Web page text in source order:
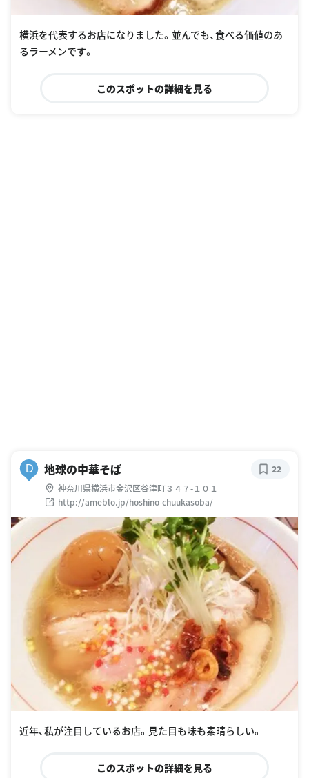
横浜を代表するお店になりました。並んでも、食べる価値のあ
るラーメンです。
このスポットの詳細を見る
D 地球の中華そば
神奈川県横浜市金沢区谷津町３４７-１０１
http://ameblo.jp/hoshino-chuukasoba/
22
近年、私が注目しているお店。見た目も味も素晴らしい。
このスポットの詳細を見る